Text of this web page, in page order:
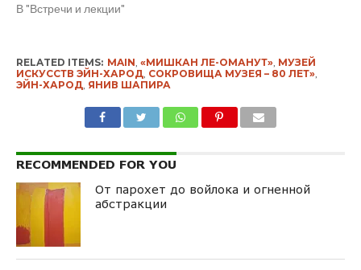
В "Встречи и лекции"
RELATED ITEMS: MAIN «МИШКАН ЛЕ-ОМАНУТ», МУЗЕЙ
ИСКУССТВ ЭЙН-ХАРОД, СОКРОВИЩА МУЗЕЯ – 80 ЛЕТ»,
ЭЙН-ХАРОД, ЯНИВ ШАПИРА
RECOMMENDED FOR YOU
От парохет до войлока и огненной
абстракции